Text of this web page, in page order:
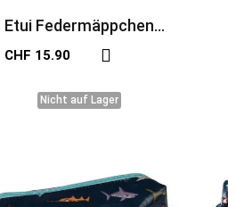
Etui Federmäppchen
Dinosaurier blau
CHF 15.90
Nicht auf Lager
Nicht auf Lager